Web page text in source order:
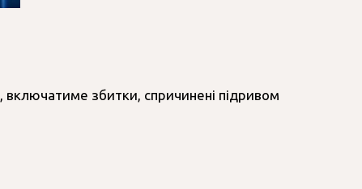
включатиме збитки, спричинені підривом